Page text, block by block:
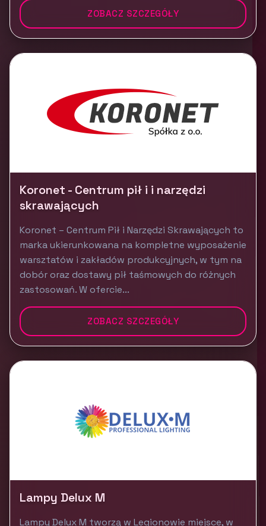
ZOBACZ SZCZEGÓŁY
Koronet - Centrum pił i i narzędzi
skrawających
Koronet – Centrum Pił i Narzędzi Skrawających to
marka ukierunkowana na kompletne wyposażenie
warsztatów i zakładów produkcyjnych, w tym na
dobór oraz dostawy pił taśmowych do różnych
zastosowań. W ofercie...
ZOBACZ SZCZEGÓŁY
Lampy Delux M
Lampy Delux M tworzą w Legionowie miejsce, w